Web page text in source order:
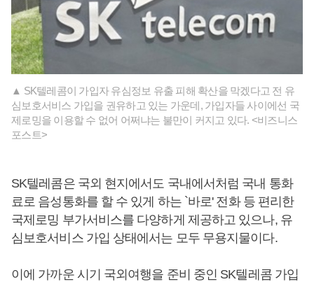
▲ SK텔레콤이 가입자 유심정보 유출 피해 확산을 막겠다고 전 유
심보호서비스 가입을 권유하고 있는 가운데, 가입자들 사이에선 국
제로밍을 이용할 수 없어 어쩌냐는 불만이 커지고 있다. <비즈니스
포스트>
SK텔레콤은 국외 현지에서도 국내에서처럼 국내 통화
료로 음성통화를 할 수 있게 하는 `바로' 전화 등 편리한
국제로밍 부가서비스를 다양하게 제공하고 있으나, 유
심보호서비스 가입 상태에서는 모두 무용지물이다.
이에 가까운 시기 국외여행을 준비 중인 SK텔레콤 가입